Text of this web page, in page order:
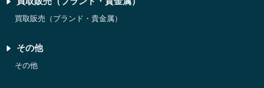
買取販売（ブランド・貴金属）
その他
その他